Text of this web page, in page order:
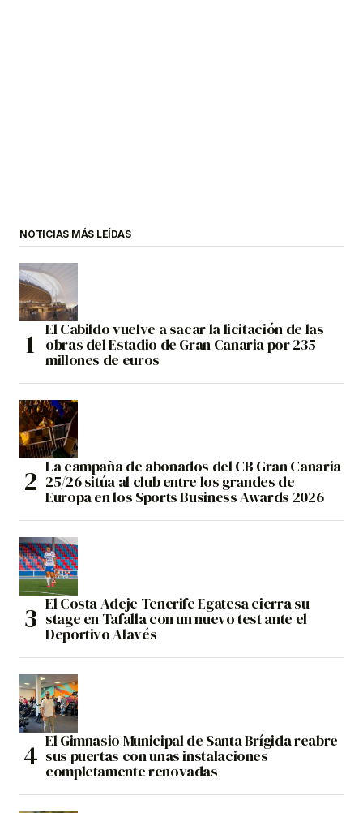
NOTICIAS MÁS LEÍDAS
El Cabildo vuelve a sacar la licitación de las
obras del Estadio de Gran Canaria por 235
millones de euros
La campaña de abonados del CB Gran Canaria
25/26 sitúa al club entre los grandes de
Europa en los Sports Business Awards 2026
El Costa Adeje Tenerife Egatesa cierra su
stage en Tafalla con un nuevo test ante el
Deportivo Alavés
El Gimnasio Municipal de Santa Brígida reabre
sus puertas con unas instalaciones
completamente renovadas